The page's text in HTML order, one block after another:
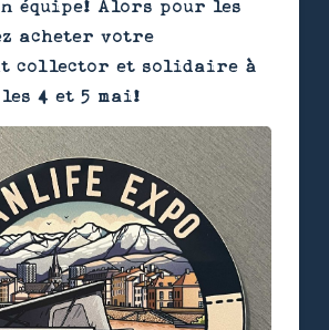
équipe! Alors pour les
acheter votre
collector et solidaire à
4 et 5 mai!